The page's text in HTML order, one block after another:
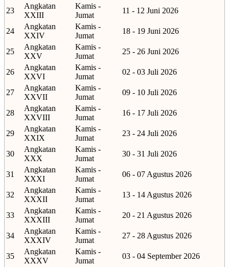
23
Angkatan
XXIII
Kamis -
Jumat
11 - 12 Juni 2026
24
Angkatan
XXIV
Kamis -
Jumat
18 - 19 Juni 2026
25
Angkatan
XXV
Kamis -
Jumat
25 - 26 Juni 2026
26
Angkatan
XXVI
Kamis -
Jumat
02 - 03 Juli 2026
27
Angkatan
XXVII
Kamis -
Jumat
09 - 10 Juli 2026
28
Angkatan
XXVIII
Kamis -
Jumat
16 - 17 Juli 2026
29
Angkatan
XXIX
Kamis -
Jumat
23 - 24 Juli 2026
30
Angkatan
XXX
Kamis -
Jumat
30 - 31 Juli 2026
31
Angkatan
XXXI
Kamis -
Jumat
06 - 07 Agustus 2026
32
Angkatan
XXXII
Kamis -
Jumat
13 - 14 Agustus 2026
33
Angkatan
XXXIII
Kamis -
Jumat
20 - 21 Agustus 2026
34
Angkatan
XXXIV
Kamis -
Jumat
27 - 28 Agustus 2026
35
Angkatan
XXXV
Kamis -
Jumat
03 - 04 September 2026